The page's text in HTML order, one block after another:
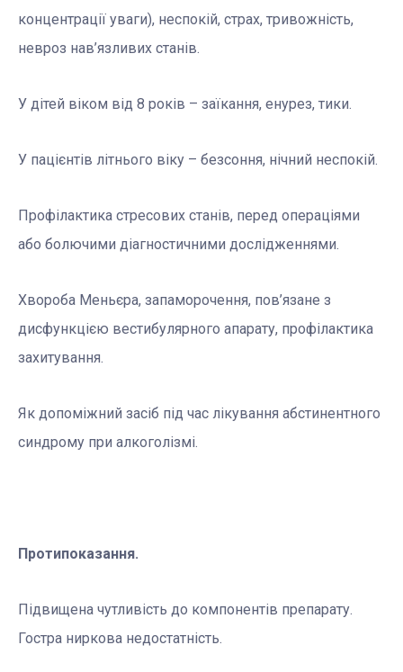
концентрації уваги), неспокій, страх, тривожність,
невроз нав’язливих станів.
У дітей віком від 8 років – заїкання, енурез, тики.
У пацієнтів літнього віку – безсоння, нічний неспокій.
Профілактика стресових станів, перед операціями
або болючими діагностичними дослідженнями.
Хвороба Меньєра, запаморочення, пов’язане з
дисфункцією вестибулярного апарату, профілактика
захитування.
Як допоміжний засіб під час лікування абстинентного
синдрому при алкоголізмі.
Протипоказання.
Підвищена чутливість до компонентів препарату.
Гостра ниркова недостатність.